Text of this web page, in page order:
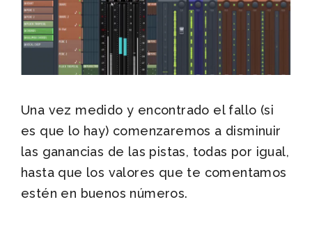
Una vez medido y encontrado el fallo (si
es que lo hay) comenzaremos a disminuir
las ganancias de las pistas, todas por igual,
hasta que los valores que te comentamos
estén en buenos números.